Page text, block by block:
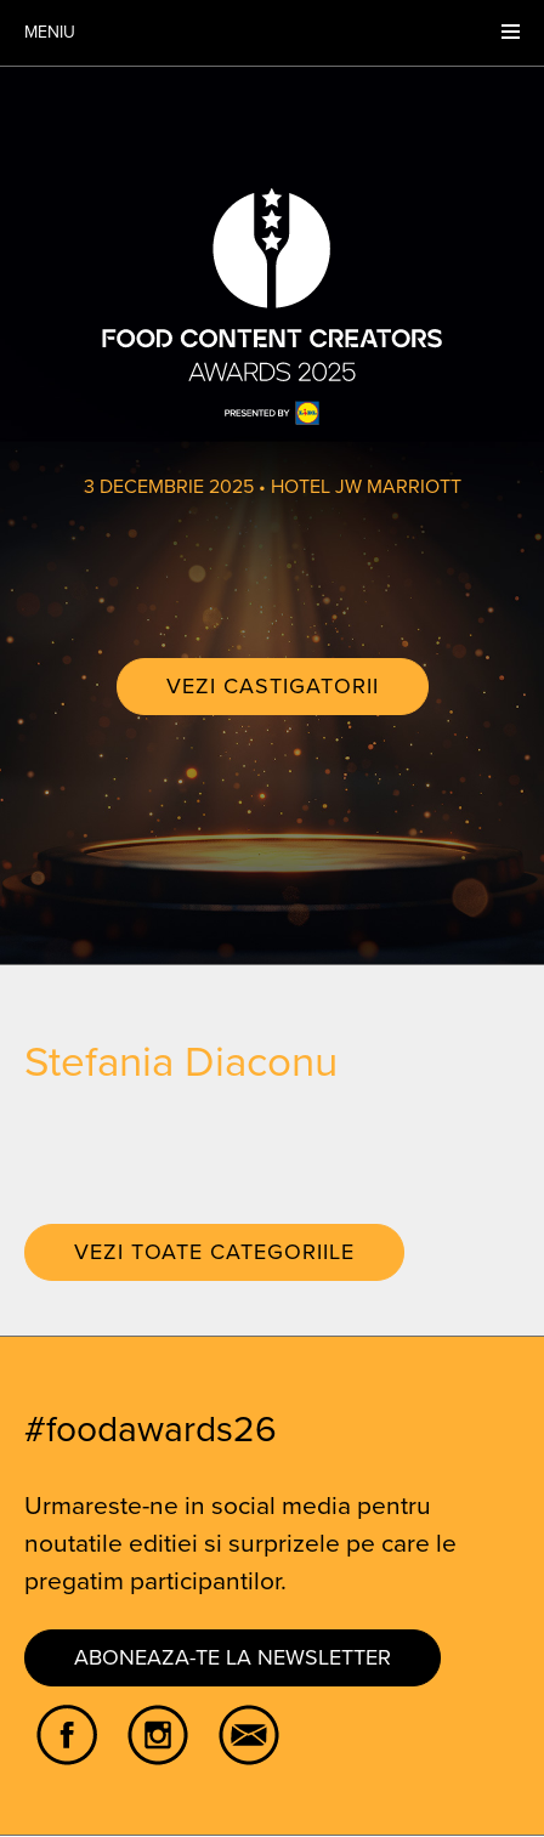
MENIU
3 DECEMBRIE 2025• HOTEL JW MARRIOTT
VEZI CASTIGATORII
Stefania Diaconu
VEZI TOATE CATEGORIILE
#foodawards26
Urmareste-ne in social media pentru
noutatile editiei si surprizele pe care le
pregatim participantilor.
ABONEAZA-TE LA NEWSLETTER